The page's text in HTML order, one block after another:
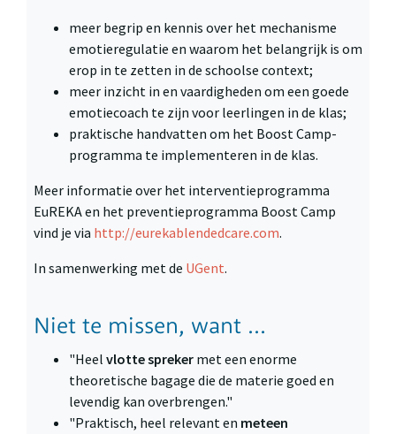
meer begrip en kennis over het mechanisme
emotieregulatie en waarom het belangrijk is om
erop in te zetten in de schoolse context;
meer inzicht in en vaardigheden om een goede
emotiecoach te zijn voor leerlingen in de klas;
praktische handvatten om het Boost Camp-
programma te implementeren in de klas.
Meer informatie over het interventieprogramma
EuREKA en het preventieprogramma Boost Camp
vind je via http://eurekablendedcare.com.
In samenwerking met de UGent.
Niet te missen, want ...
"Heel vlotte spreker met een enorme
theoretische bagage die de materie goed en
levendig kan overbrengen."
"Praktisch, heel relevant en meteen